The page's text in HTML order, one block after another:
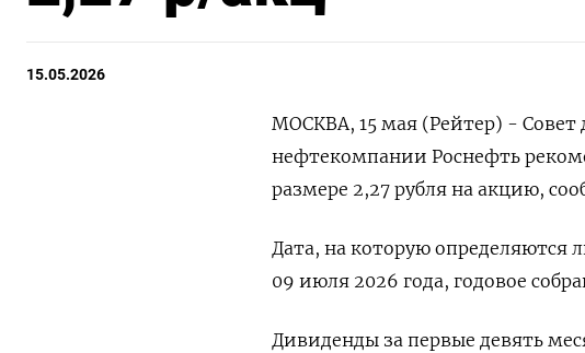
15.05.2026
МОСКВА, 15 мая (Рейтер) - Совет
нефтекомпании ‌Роснефть
размере 2,27 ​рубля на ⁠акцию,
Дата, на которую определяются
09 июля 2026 ‌года, годовое
Дивиденды ​за ‌первые девять